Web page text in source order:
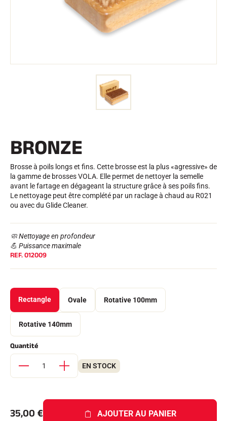
Trousses et Mallettes
Structure Nordique
Atelier, Pistes, Accessoires
EQUIPEMENTS
Lunettes de soleil
Protections
Textile Ski Alpin
Textile Vélo
Underwear
Entretien textile
Lifestyle
Sacs
Kits complets
Chronomètres et transmission
Photofinish
LOGICIELS
VOLA Board & Clé de protection
Suite SkiAlp
Suite SkiNordic
Suite Equestre
Scoreboard-Pro
VÉLO DE ROUTE
VTT
BRONZE
Brosse à poils longs et fins. Cette brosse est la plus «agressive» de
la gamme de brosses VOLA. Elle permet de nettoyer la semelle
avant le fartage en dégageant la structure grâce à ses poils fins.
Le nettoyage peut être complété par un raclage à chaud au R021
ou avec du Glide Cleaner.
🧼 Nettoyage en profondeur
💪 Puissance maximale
REF.012009
Rectangle Ovale Rotative 100mm
Rotative 140mm
Quantité
EN STOCK
35,00 € AJOUTER AU PANIER